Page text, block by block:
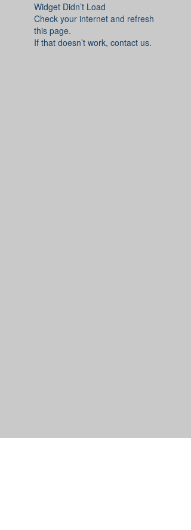
Widget Didn’t Load
Check your internet and refresh
this page.
If that doesn’t work, contact us.